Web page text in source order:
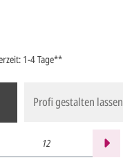
1-4 Tage**
Profi gestalten lassen